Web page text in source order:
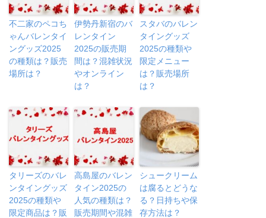
不二家のペコち
ゃんバレンタイ
ングッズ2025
の種類は？販売
場所は？
伊勢丹新宿のバ
レンタイン
2025の販売期
間は？混雑状況
やオンライン
は？
スタバのバレン
タイングッズ
2025の種類や
限定メニュー
は？販売場所
は？
タリーズのバレ
ンタイングッズ
2025の種類や
限定商品は？販
高島屋のバレン
タイン2025の
人気の種類は？
販売期間や混雑
シュークリーム
は腐るとどうな
る？日持ちや保
存方法は？